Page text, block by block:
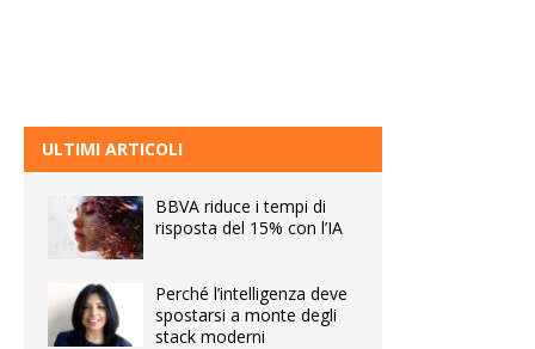
ULTIMI ARTICOLI
BBVA riduce i tempi di
risposta del 15% con l’IA
Perché l’intelligenza deve
spostarsi a monte degli
stack moderni